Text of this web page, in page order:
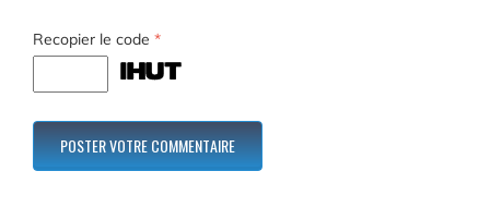
Recopier le code *